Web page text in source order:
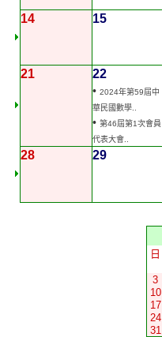
14 15
21 22
• 2024年第59屆中
華民國數學..
• 第46屆第1次會員
代表大會..
28 29
日
3
10
17
24
31